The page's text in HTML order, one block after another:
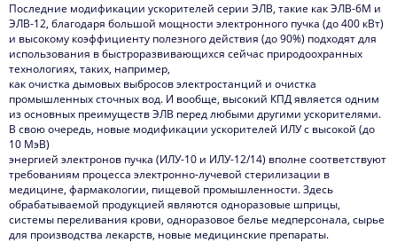
Последние модификации ускорителей серии ЭЛВ, такие как ЭЛВ-6М и
ЭЛВ-12, благодаря большой мощности электронного пучка (до 400 кВт)
и высокому коэффициенту полезного действия (до 90%) подходят для
использования в быстроразвивающихся сейчас природоохранных
технологиях, таких, например,
как очистка дымовых выбросов электростанций и очистка
промышленных сточных вод. И вообще, высокий КПД является одним
из основных преимуществ ЭЛВ перед любыми другими ускорителями.
В свою очередь, новые модификации ускорителей ИЛУ с высокой (до
10 МэВ)
энергией электронов пучка (ИЛУ-10 и ИЛУ-12/14) вполне соответствуют
требованиям процесса электронно-лучевой стерилизации в
медицине, фармакологии, пищевой промышленности. Здесь
обрабатываемой продукцией являются одноразовые шприцы,
системы переливания крови, одноразовое белье медперсонала, сырье
для производства лекарств, новые медицинские препараты.